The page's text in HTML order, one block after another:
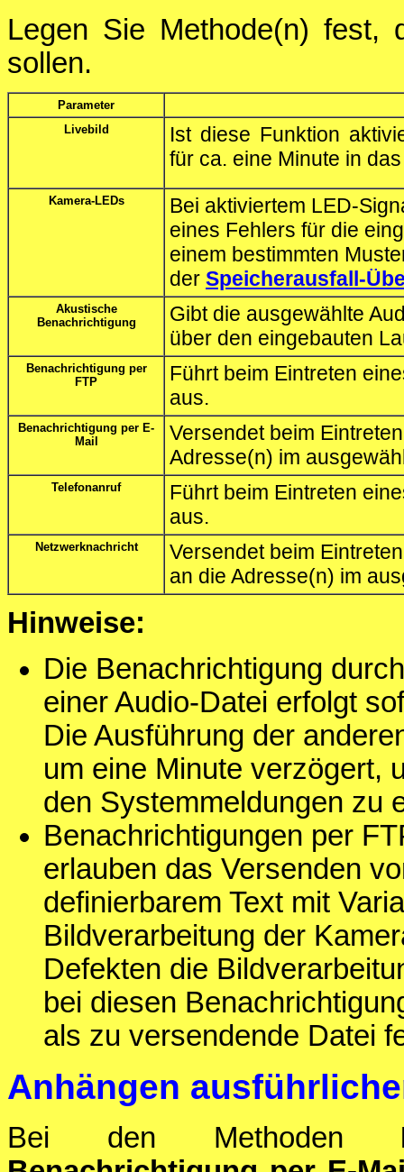
Legen Sie Methode(n) fest,
sollen.
Parameter
Livebild
Ist diese Funktion
für ca. eine Minute in
Kamera-LEDs
Bei aktiviertem LED-
eines Fehlers für die
einem bestimmten
der Speicherausfall-
Akustische
Benachrichtigung
Gibt die ausgewählte
über den eingebauten
Benachrichtigung per
FTP
Führt beim Eintreten
aus.
Benachrichtigung per E-
Mail
Versendet beim
Adresse(n) im
Telefonanruf
Führt beim Eintreten
aus.
Netzwerknachricht
Versendet beim
an die Adresse(n) im
Hinweise:
Die Benachrichtigung
einer Audio-Datei erfolgt
Die Ausführung der
um eine Minute verzögert,
den Systemmeldungen zu
Benachrichtigungen per
erlauben das Versenden
definierbarem Text mit
Bildverarbeitung der
Defekten die
bei diesen
als zu versendende Datei
Anhängen
Bei den Methoden